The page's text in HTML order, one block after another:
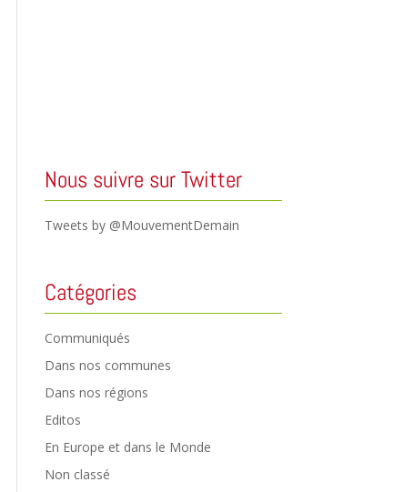
Nous suivre sur Twitter
Tweets by @MouvementDemain
Catégories
Communiqués
Dans nos communes
Dans nos régions
Editos
En Europe et dans le Monde
Non classé